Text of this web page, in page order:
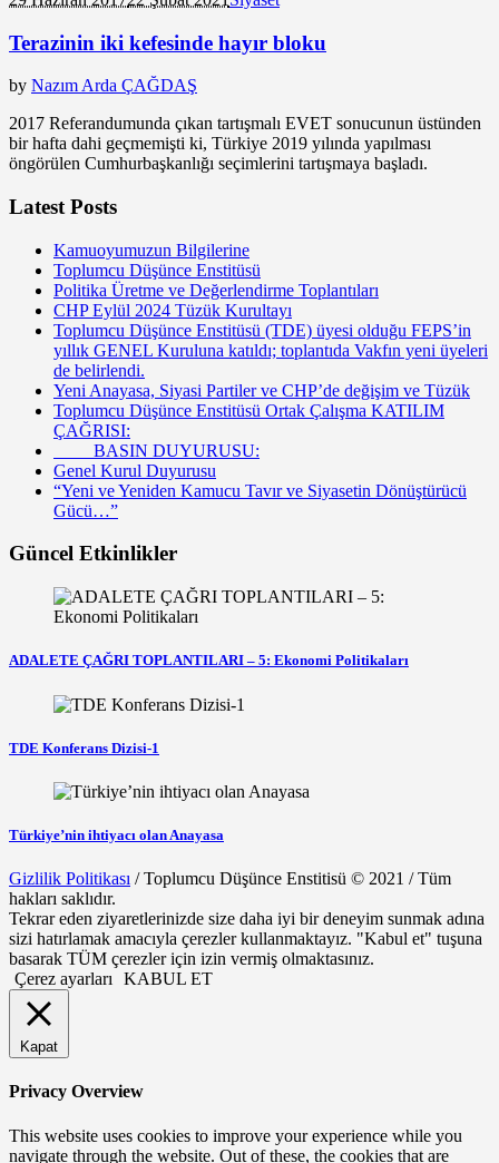
Terazinin iki kefesinde hayır bloku
by Nazım Arda ÇAĞDAŞ
2017 Referandumunda çıkan tartışmalı EVET sonucunun üstünden
bir hafta dahi geçmemişti ki, Türkiye 2019 yılında yapılması
öngörülen Cumhurbaşkanlığı seçimlerini tartışmaya başladı.
Latest Posts
Kamuoyumuzun Bilgilerine
Toplumcu Düşünce Enstitüsü
Politika Üretme ve Değerlendirme Toplantıları
CHP Eylül 2024 Tüzük Kurultayı
Toplumcu Düşünce Enstitüsü (TDE) üyesi olduğu FEPS’in
yıllık GENEL Kuruluna katıldı; toplantıda Vakfın yeni üyeleri
de belirlendi.
Yeni Anayasa, Siyasi Partiler ve CHP’de değişim ve Tüzük
Toplumcu Düşünce Enstitüsü Ortak Çalışma KATILIM
ÇAĞRISI:
BASIN DUYURUSU:
Genel Kurul Duyurusu
“Yeni ve Yeniden Kamucu Tavır ve Siyasetin Dönüştürücü
Gücü…”
Güncel Etkinlikler
ADALETE ÇAĞRI TOPLANTILARI – 5: Ekonomi Politikaları
TDE Konferans Dizisi-1
Türkiye’nin ihtiyacı olan Anayasa
Gizlilik Politikası / Toplumcu Düşünce Enstitisü © 2021 / Tüm
hakları saklıdır.
Tekrar eden ziyaretlerinizde size daha iyi bir deneyim sunmak adına
sizi hatırlamak amacıyla çerezler kullanmaktayız. "Kabul et" tuşuna
basarak TÜM çerezler için izin vermiş olmaktasınız.
Çerez ayarları
KABUL ET
Kapat
Privacy Overview
This website uses cookies to improve your experience while you
navigate through the website. Out of these, the cookies that are